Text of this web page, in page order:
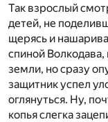
Так взрослый
детей, не
щерясь и
спиной Волкодава,
земли, но сразу
защитник успел
оглянуться. Ну,
копья слегка